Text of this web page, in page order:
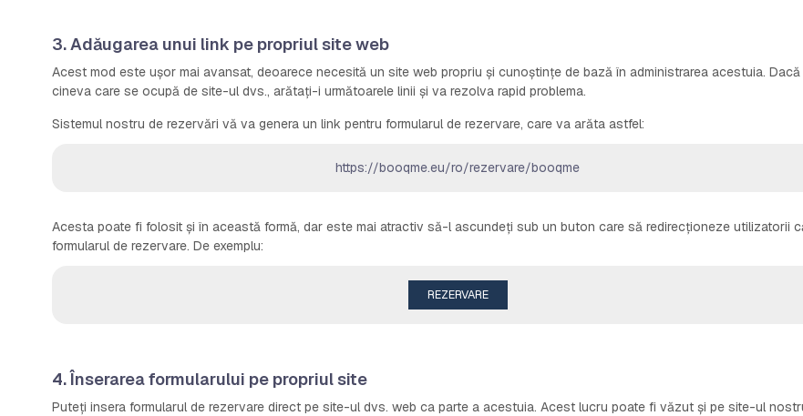
3. Adăugarea unui link pe propriul site web
Acest mod este ușor mai avansat, deoarece necesită un site web propriu și cunoștințe de bază în administrarea acestuia.
cineva care se ocupă de site-ul dvs., arătați-i următoarele linii și va rezolva rapid problema.
Sistemul nostru de rezervări vă va genera un link pentru formularul de rezervare, care va arăta astfel:
https://booqme.eu/ro/rezervare/booqme
Acesta poate fi folosit și în această formă, dar este mai atractiv să-l ascundeți sub un buton care să redirecționeze utilizatorii
formularul de rezervare. De exemplu:
REZERVARE
4. Înserarea formularului pe propriul site
Puteți insera formularul de rezervare direct pe site-ul dvs. web ca parte a acestuia. Acest lucru poate fi văzut și pe site-ul